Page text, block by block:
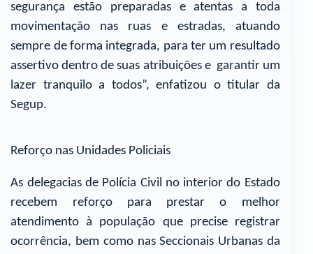
segurança estão preparadas e atentas a toda
movimentação nas ruas e estradas, atuando
sempre de forma integrada, para ter um resultado
assertivo dentro de suas atribuições e garantir um
lazer tranquilo a todos”, enfatizou o titular da
Segup.
Reforço nas Unidades Policiais
As delegacias de Polícia Civil no interior do Estado
recebem reforço para prestar o melhor
atendimento à população que precise registrar
ocorrência, bem como nas Seccionais Urbanas da